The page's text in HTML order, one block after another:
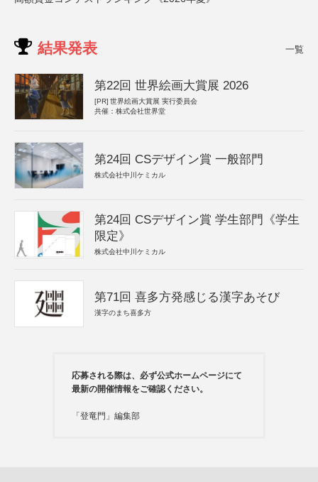
結果発表 一覧
第22回 世界絵画大賞展 2026
[PR] 世界絵画大賞展 実行委員会
共催：株式会社世界堂
第24回 CSデザイン賞 一般部門
株式会社中川ケミカル
第24回 CSデザイン賞 学生部門《学生
限定》
株式会社中川ケミカル
第71回 喜多方発感じる漢字あそび
漢字のまち喜多方
応募される際は、必ず公式ホームページにて
最新の開催情報をご確認ください。
「登竜門」編集部